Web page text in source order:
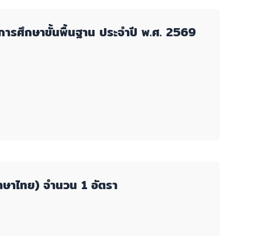
รศึกษาขั้นพื้นฐาน ประจำปี พ.ศ. 2569
าไทย) จำนวน 1 อัตรา